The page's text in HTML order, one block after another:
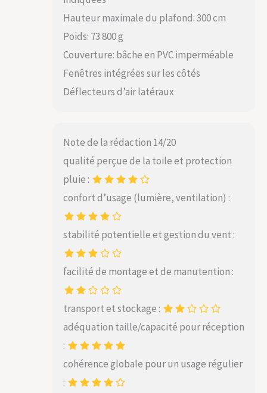
Hauteur maximale du plafond: 300 cm
Poids: 73 800 g
Couverture: bâche en PVC imperméable
Fenêtres intégrées sur les côtés
Déflecteurs d’air latéraux
Note de la rédaction 14/20
qualité perçue de la toile et protection
pluie :
confort d’usage (lumière, ventilation) :
stabilité potentielle et gestion du vent :
facilité de montage et de manutention :
transport et stockage :
adéquation taille/capacité pour réception
:
cohérence globale pour un usage régulier
: